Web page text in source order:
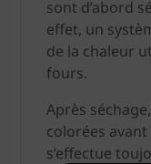
sont d’abord
effet, un
de la chaleur
fours.
Après
colorées avant
s’effectue